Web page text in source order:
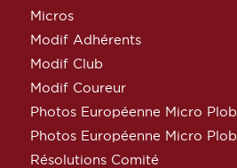
Micros
Modif Adhérents
Modif Club
Modif Coureur
Photos Européenne Micro
Photos Européenne Micro
Résolutions Comité